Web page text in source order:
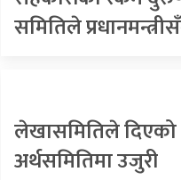
समितिले
लेखासमितिले दिएको
अर्थसमितिमा उजुरी